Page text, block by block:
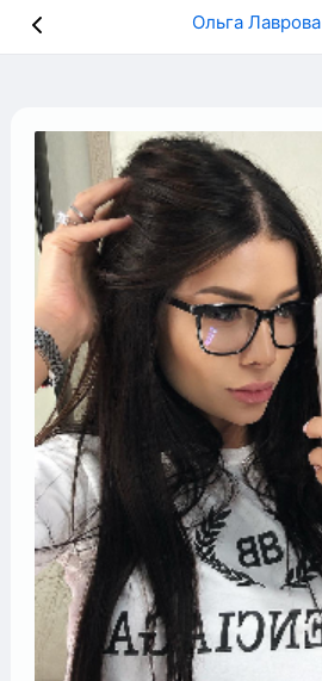
Ольга Лаврова